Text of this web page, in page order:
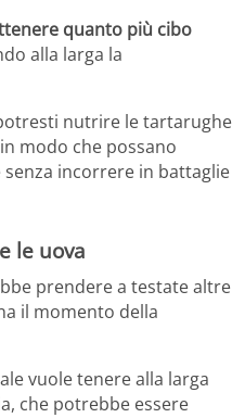
quanto più cibo
alla larga la
nutrire le tartarughe
modo che possano
incorrere in battaglie
le uova
prendere a testate altre
il momento della
vuole tenere alla larga
che potrebbe essere